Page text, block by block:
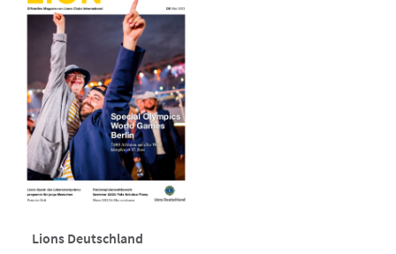
Lions Deutschland